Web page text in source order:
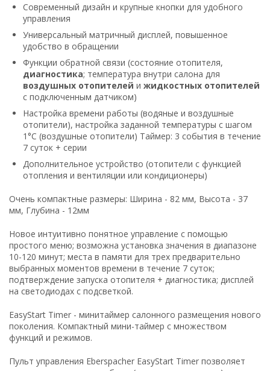
Современный дизайн и крупные кнопки для удобного
управления
Универсальный матричный дисплей, повышенное
удобство в обращении
Функции обратной связи (состояние отопителя,
диагностика; температура внутри салона для
воздушных отопителей и жидкостных отопителей
с подключенным датчиком)
Настройка времени работы (водяные и воздушные
отопители), настройка заданной температуры с шагом
1°C (воздушные отопители) Таймер: 3 события в течение
7 суток + серии
Дополнительное устройство (отопители с функцией
отопления и вентиляции или кондиционеры)
Очень компактные размеры: Ширина - 82 мм, Высота - 37
мм, Глубина - 12мм
Новое интуитивно понятное управление с помощью
простого меню; возможна установка значения в диапазоне
10-120 минут; места в памяти для трех предварительно
выбранных моментов времени в течение 7 суток;
подтверждение запуска отопителя + диагностика; дисплей
на светодиодах с подсветкой.
EasyStart Timer - минитаймер салонного размещения нового
поколения. Компактный мини-таймер с множеством
функций и режимов.
Пульт управления Eberspacher EasyStart Timer позволяет